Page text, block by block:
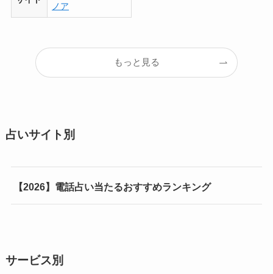
ノア
もっと見る
占いサイト別
【2026】電話占い当たるおすすめランキング
サービス別